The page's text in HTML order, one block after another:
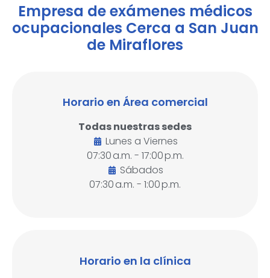
Empresa de exámenes médicos
ocupacionales Cerca a San Juan
de Miraflores
Horario en Área comercial
Todas nuestras sedes
Lunes a Viernes
07:30 a.m. - 17:00 p.m.
Sábados
07:30 a.m. - 1:00 p.m.
Horario en la clínica